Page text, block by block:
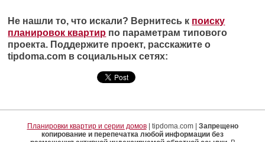
Не нашли то, что искали? Вернитесь к поиску
планировок квартир по параметрам типового
проекта. Поддержите проект, расскажите о
tipdoma.com в социальных сетях:
Планировки квартир и серии домов| tipdoma.com | Запрещено
копирование и перепечатка любой информации без